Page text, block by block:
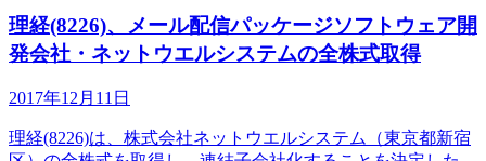
理経(8226)、メール配信パッケージソフトウェア開
発会社・ネットウエルシステムの全株式取得
2017年12月11日
理経(8226)は、株式会社ネットウエルシステム（東京都新宿